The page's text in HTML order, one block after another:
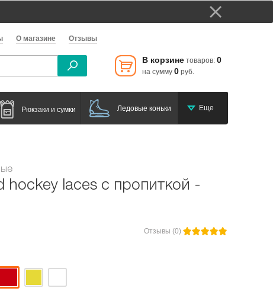
О магазине Отзывы
В корзине товаров: 0
на сумму 0 руб.
Рюкзаки и сумки Ледовые коньки Еще
hockey laces с пропиткой -
Отзывы (0)